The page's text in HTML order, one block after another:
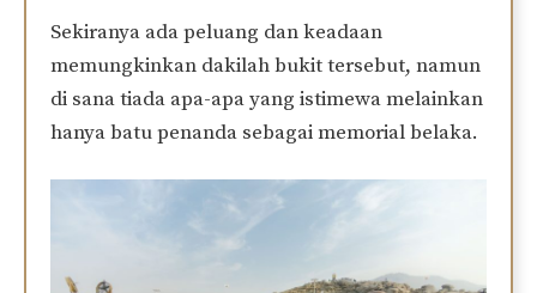
Sekiranya ada peluang dan keadaan
memungkinkan dakilah bukit tersebut, namun
di sana tiada apa-apa yang istimewa melainkan
hanya batu penanda sebagai memorial belaka.